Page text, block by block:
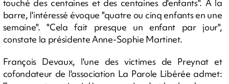
touché des centaines et des centaines d'enfants". A la
barre, l'intéressé évoque "quatre ou cinq enfants en une
semaine". "Cela fait presque un enfant par jour",
constate la présidente Anne-Sophie Martinet.
François Devaux, l'une des victimes de Preynat et
cofondateur de l'association La Parole Libérée admet: